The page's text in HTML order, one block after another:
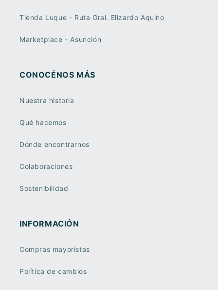
Tienda Luque - Ruta Gral. Elizardo Aquino
Marketplace - Asunción
CONOCÉNOS MÁS
Nuestra historia
Qué hacemos
Dónde encontrarnos
Colaboraciones
Sostenibilidad
INFORMACIÓN
Compras mayoristas
Política de cambios